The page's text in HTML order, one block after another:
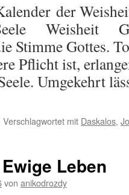
der
Weisheit
Stimme Gottes.
Pflicht ist,
Umgekehrt
Verschlagwortet mit Daskalos,
Leben
von anikodrozdy